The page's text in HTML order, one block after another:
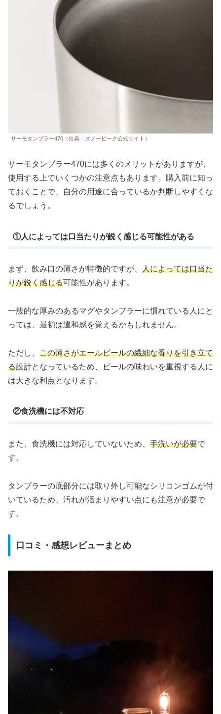
サーモタンブラー470（出典：スノーピーク公式サイト）
サーモタンブラー470には多くのメリットがありますが、
使用する上でいくつかの注意点もあります。購入前に知っ
ておくことで、自分の用途に合っているか判断しやすくな
るでしょう。
①人によっては口当たりが鋭く感じる可能性がある
まず、飲み口の薄さが特徴的ですが、 人によっては口当た
りが鋭く感じる可能性があります。
一般的な厚みのあるマグやタンブラーに慣れている人にと
っては、最初は違和感を覚えるかもしれません。
ただし、 この薄さがエールビールの繊細な香りを引き立て
る設計となっているため、ビールの味わいを重視する人に
は大きな利点となります。
②食洗機には不対応
また、食洗機には対応していないため、 手洗いが必要で
す。
タンブラーの底部分には取り外し可能なシリコンゴムが付
いているため、汚れが溜まりやすい点にも注意が必要で
す。
口コミ・感想レビューまとめ